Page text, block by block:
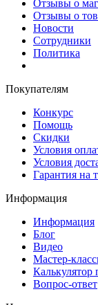
Отзывы о
Отзывы о
Новости
Сотрудники
Политика
Покупателям
Конкурс
Помощь
Скидки
Условия
Условия
Гарантия на
Информация
Информация
Блог
Видео
Мастер-
Калькулятор
Вопрос-ответ